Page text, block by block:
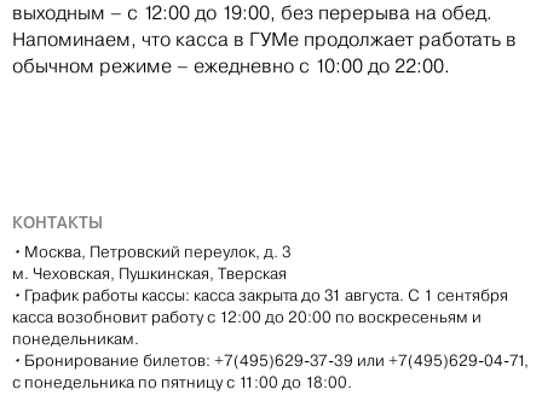
выходным – с 12:00 до 19:00, без перерыва на обед.
Напоминаем, что касса в ГУМе продолжает работать в
обычном режиме – ежедневно с 10:00 до 22:00.
КОНТАКТЫ
• Москва, Петровский переулок, д. 3
м. Чеховская, Пушкинская, Тверская
• График работы кассы: касса закрыта до 31 августа. С 1 сентября
касса возобновит работу с 12:00 до 20:00 по воскресеньям и
понедельникам.
• Бронирование билетов: +7(495)629-37-39 или +7(495)629-04-71,
с понедельника по пятницу с 11:00 до 18:00.